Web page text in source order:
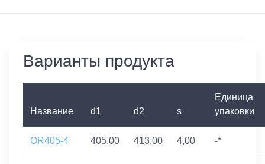
Варианты продукта
Название d1 d2 s
Единица
упаковки
OR405-4 405,00 413,00 4,00 -*